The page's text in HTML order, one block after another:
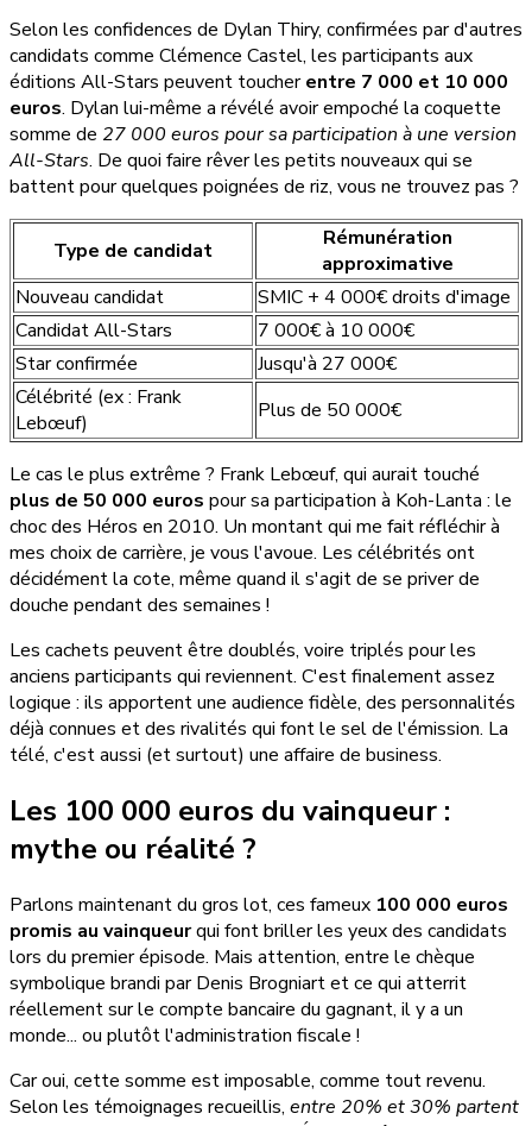
Selon les confidences de Dylan Thiry, confirmées par d'autres
candidats comme Clémence Castel, les participants aux
éditions All-Stars peuvent toucherentre 7 000 et 10 000
euros. Dylan lui-même a révélé avoir empoché la coquette
somme de 27 000 euros pour sa participation à une version
All-Stars. De quoi faire rêver les petits nouveaux qui se
battent pour quelques poignées de riz, vous ne trouvez pas ?
Type de candidat
Rémunération
approximative
Nouveau candidat
SMIC + 4 000€ droits d'image
Candidat All-Stars
7 000€ à 10 000€
Star confirmée
Jusqu'à 27 000€
Célébrité (ex : Frank
Lebœuf)
Plus de 50 000€
Le cas le plus extrême ? Frank Lebœuf, qui aurait touché
plus de 50 000 euros pour sa participation à Koh-Lanta : le
choc des Héros en 2010. Un montant qui me fait réfléchir à
mes choix de carrière, je vous l'avoue. Les célébrités ont
décidément la cote, même quand il s'agit de se priver de
douche pendant des semaines !
Les cachets peuvent être doublés, voire triplés pour les
anciens participants qui reviennent. C'est finalement assez
logique : ils apportent une audience fidèle, des personnalités
déjà connues et des rivalités qui font le sel de l'émission. La
télé, c'est aussi (et surtout) une affaire de business.
Les 100 000 euros du vainqueur :
mythe ou réalité ?
Parlons maintenant du gros lot, ces fameux 100 000 euros
promis au vainqueurqui font briller les yeux des candidats
lors du premier épisode. Mais attention, entre le chèque
symbolique brandi par Denis Brogniart et ce qui atterrit
réellement sur le compte bancaire du gagnant, il y a un
monde... ou plutôt l'administration fiscale !
Car oui, cette somme est imposable, comme tout revenu.
Selon les témoignages recueillis, entre 20% et 30% partent